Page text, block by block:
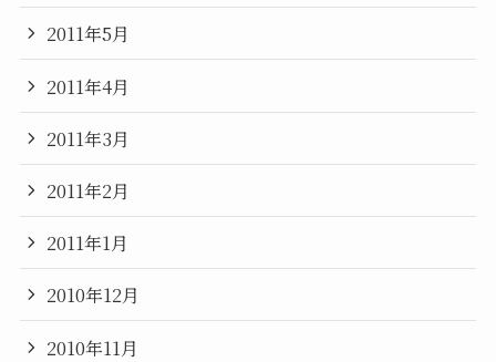
2011年5月
2011年4月
2011年3月
2011年2月
2011年1月
2010年12月
2010年11月